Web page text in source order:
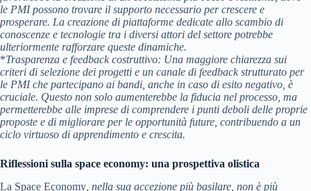
le PMI possono trovare il supporto necessario per crescere e
prosperare. La creazione di piattaforme dedicate allo scambio di
conoscenze e tecnologie tra i diversi attori del settore potrebbe
ulteriormente rafforzare queste dinamiche.
*Trasparenza e feedback costruttivo: Una maggiore chiarezza sui
criteri di selezione dei progetti e un canale di feedback strutturato per
le PMI che partecipano ai bandi, anche in caso di esito negativo, è
cruciale. Questo non solo aumenterebbe la fiducia nel processo, ma
permetterebbe alle imprese di comprendere i punti deboli delle proprie
proposte e di migliorare per le opportunità future, contribuendo a un
ciclo virtuoso di apprendimento e crescita.
Riflessioni sulla space economy: una prospettiva olistica
La Space Economy , nella sua accezione più basilare, non è più